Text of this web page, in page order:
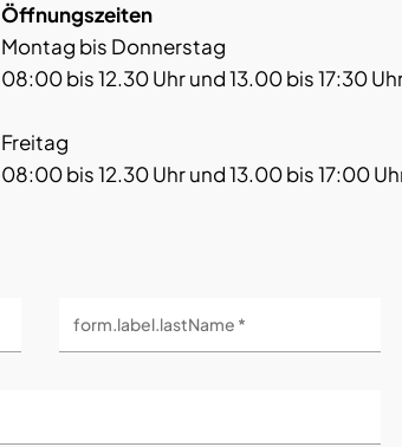
Öffnungszeiten
Montag bis Donnerstag
08:00 bis 12.30 Uhr und 13.00 bis 17:30
Freitag
08:00 bis 12.30 Uhr und 13.00 bis 17:00
form.label.lastName *